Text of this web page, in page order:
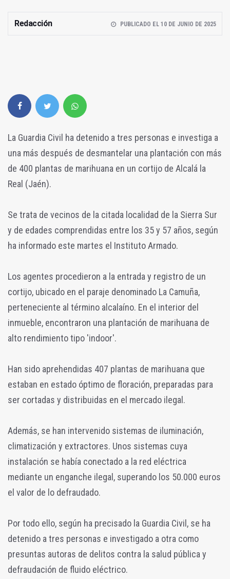
Redacción PUBLICADO EL 10 DE JUNIO DE 2025
La Guardia Civil ha detenido a tres personas e investiga a
una más después de desmantelar una plantación con más
de 400 plantas de marihuana en un cortijo de Alcalá la
Real (Jaén).
Se trata de vecinos de la citada localidad de la Sierra Sur
y de edades comprendidas entre los 35 y 57 años, según
ha informado este martes el Instituto Armado.
Los agentes procedieron a la entrada y registro de un
cortijo, ubicado en el paraje denominado La Camuña,
perteneciente al término alcalaíno. En el interior del
inmueble, encontraron una plantación de marihuana de
alto rendimiento tipo 'indoor'.
Han sido aprehendidas 407 plantas de marihuana que
estaban en estado óptimo de floración, preparadas para
ser cortadas y distribuidas en el mercado ilegal.
Además, se han intervenido sistemas de iluminación,
climatización y extractores. Unos sistemas cuya
instalación se había conectado a la red eléctrica
mediante un enganche ilegal, superando los 50.000 euros
el valor de lo defraudado.
Por todo ello, según ha precisado la Guardia Civil, se ha
detenido a tres personas e investigado a otra como
presuntas autoras de delitos contra la salud pública y
defraudación de fluido eléctrico.